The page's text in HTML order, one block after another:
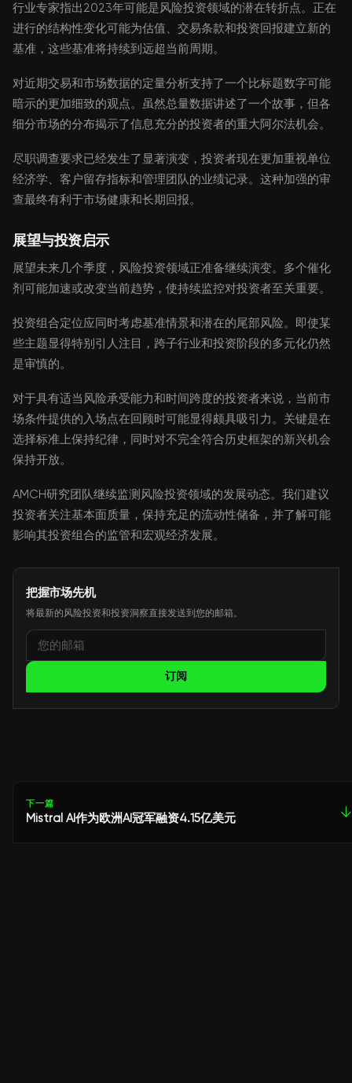
行业专家指出2023年可能是风险投资领域的潜在转折点。正在
进行的结构性变化可能为估值、交易条款和投资回报建立新的
基准，这些基准将持续到远超当前周期。
对近期交易和市场数据的定量分析支持了一个比标题数字可能
暗示的更加细致的观点。虽然总量数据讲述了一个故事，但各
细分市场的分布揭示了信息充分的投资者的重大阿尔法机会。
尽职调查要求已经发生了显著演变，投资者现在更加重视单位
经济学、客户留存指标和管理团队的业绩记录。这种加强的审
查最终有利于市场健康和长期回报。
展望与投资启示
展望未来几个季度，风险投资领域正准备继续演变。多个催化
剂可能加速或改变当前趋势，使持续监控对投资者至关重要。
投资组合定位应同时考虑基准情景和潜在的尾部风险。即使某
些主题显得特别引人注目，跨子行业和投资阶段的多元化仍然
是审慎的。
对于具有适当风险承受能力和时间跨度的投资者来说，当前市
场条件提供的入场点在回顾时可能显得颇具吸引力。关键是在
选择标准上保持纪律，同时对不完全符合历史框架的新兴机会
保持开放。
AMCH研究团队继续监测风险投资领域的发展动态。我们建议
投资者关注基本面质量，保持充足的流动性储备，并了解可能
影响其投资组合的监管和宏观经济发展。
把握市场先机
将最新的风险投资和投资洞察直接发送到您的邮箱。
订阅
下一篇
Mistral AI作为欧洲AI冠军融资4.15亿美元 ↓